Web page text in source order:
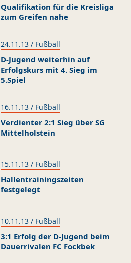
Qualifikation für die Kreisliga
zum Greifen nahe
24.11.13 / Fußball
D-Jugend weiterhin auf
Erfolgskurs mit 4. Sieg im
5.Spiel
16.11.13 / Fußball
Verdienter 2:1 Sieg über SG
Mittelholstein
15.11.13 / Fußball
Hallentrainingszeiten
festgelegt
10.11.13 / Fußball
3:1 Erfolg der D-Jugend beim
Dauerrivalen FC Fockbek